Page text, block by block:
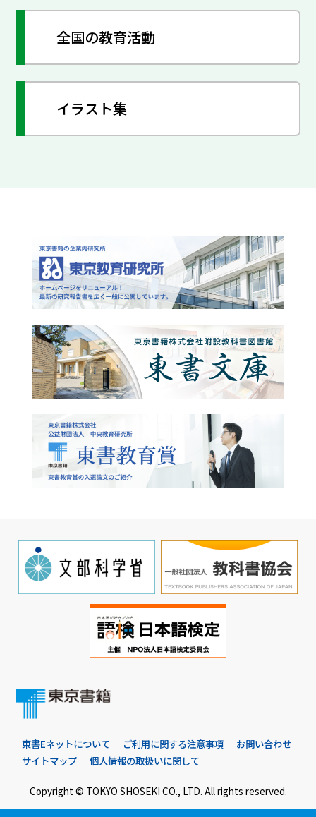
全国の教育活動
イラスト集
東書Eネットについて ご利用に関する注意事項
お問い合わせ
サイトマップ
個人情報の取扱いに関して
Copyright © TOKYO SHOSEKI CO., LTD. All rights reserved.